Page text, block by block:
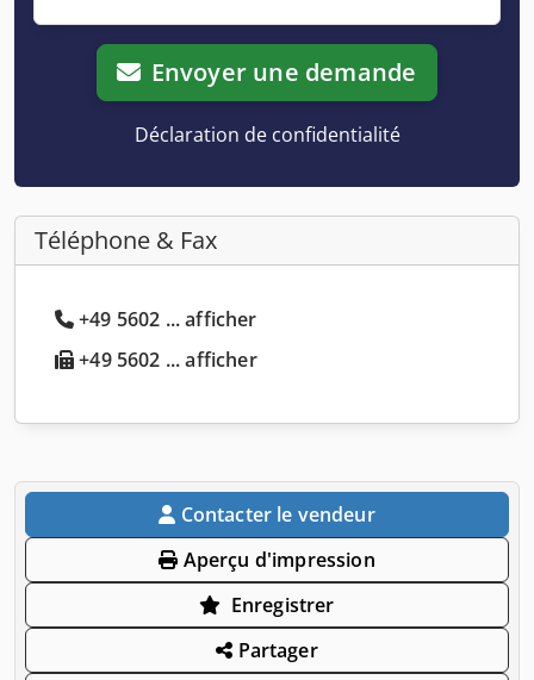
Envoyer une demande
Déclaration de confidentialité
Téléphone & Fax
+49 5602 ... afficher
+49 5602 ... afficher
Contacter le vendeur
Aperçu d'impression
Enregistrer
Partager